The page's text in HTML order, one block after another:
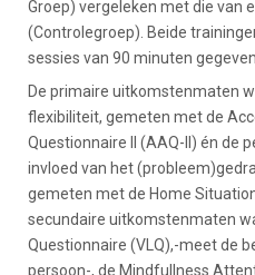
Groep) vergeleken met die van
(Controlegroep). Beide
sessies van 90 minuten
De primaire uitkomstenmaten
flexibiliteit, gemeten met de
Questionnaire II (AAQ-II) én de
invloed van het
gemeten met de Home
secundaire uitkomstenmaten
Questionnaire (VLQ),-meet de
persoon-, de Mindfullness